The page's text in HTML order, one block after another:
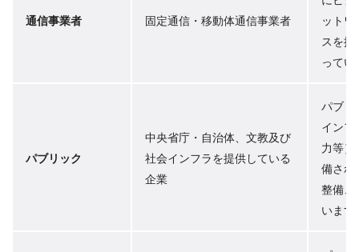
通信事業者 固定通信・移動体通信事業者
ット
スを提
って
パブリック
中央省庁・自治体、文教及び
社会インフラを提供している
企業
パブリ
インフ
力等）
備され
整備、
います